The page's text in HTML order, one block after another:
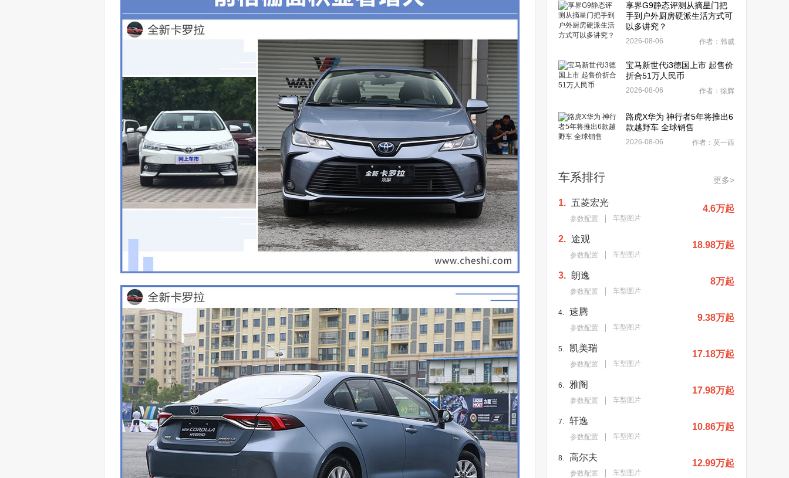
享界G9静态评测从摘星门把
手到户外厨房硬派生活方式可
以多讲究？
2026-08-06 作者：韩威
宝马新世代i3德国上市 起售价
折合51万人民币
2026-08-06 作者：徐辉
路虎X华为 神行者5年将推出6
款越野车 全球销售
2026-08-06 作者：莫一西
车系排行 更多>
1. 五菱宏光
参数配置 车型图片
4.6万起
2. 途观
参数配置 车型图片
18.98万起
3. 朗逸
参数配置 车型图片
8万起
4. 速腾
参数配置 车型图片
9.38万起
5. 凯美瑞
参数配置 车型图片
17.18万起
6. 雅阁
参数配置 车型图片
17.98万起
7. 轩逸
参数配置 车型图片
10.86万起
8. 高尔夫
参数配置 车型图片
12.99万起